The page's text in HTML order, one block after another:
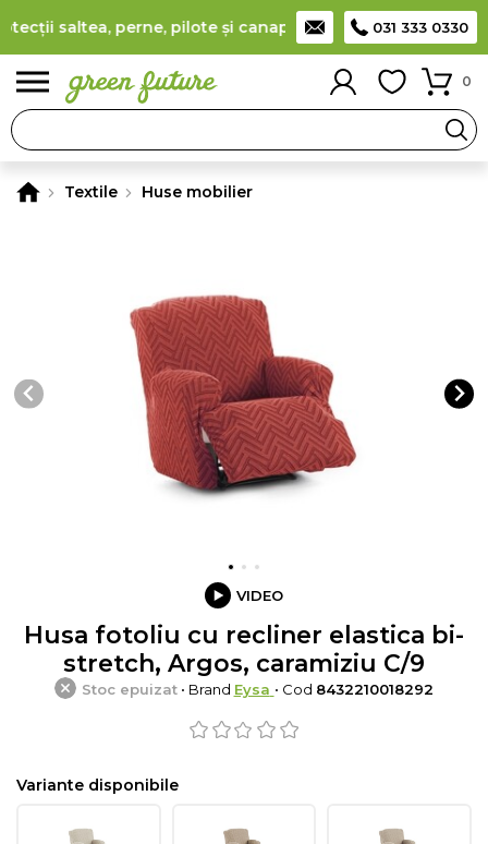
saltea, perne, pilote și canapele (detalii) Producător
031 333 0330
0
Textile Huse mobilier
VIDEO
Husa fotoliu cu recliner elastica bi-
stretch, Argos, caramiziu C/9
Stoc epuizat• Brand Eysa • Cod 8432210018292
Variante disponibile